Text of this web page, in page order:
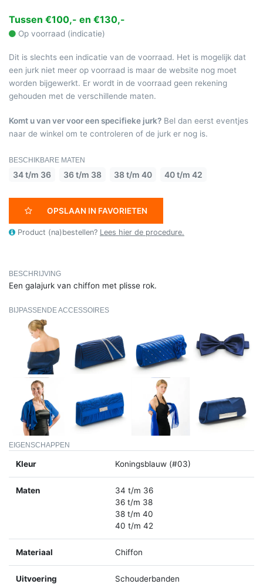
Tussen €100,- en €130,-
Op voorraad (indicatie)
Dit is slechts een indicatie van de voorraad. Het is mogelijk dat
een jurk niet meer op voorraad is maar de website nog moet
worden bijgewerkt. Er wordt in de voorraad geen rekening
gehouden met de verschillende maten.
Komt u van ver voor een specifieke jurk? Bel dan eerst eventjes
naar de winkel om te controleren of de jurk er nog is.
BESCHIKBARE MATEN
34 t/m 36 36 t/m 38 38 t/m 40 40 t/m 42
OPSLAAN IN FAVORIETEN
Product (na)bestellen? Lees hier de procedure.
BESCHRIJVING
Een galajurk van chiffon met plisse rok.
BIJPASSENDE ACCESSOIRES
EIGENSCHAPPEN
Kleur Koningsblauw (#03)
Maten
34 t/m 36
36 t/m 38
38 t/m 40
40 t/m 42
Materiaal Chiffon
Uitvoering Schouderbanden